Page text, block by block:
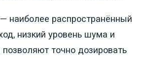
— наиболее распространённый
низкий уровень шума и
точно дозировать